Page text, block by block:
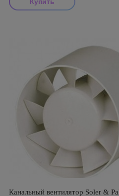
Канальный вентилятор Soler &